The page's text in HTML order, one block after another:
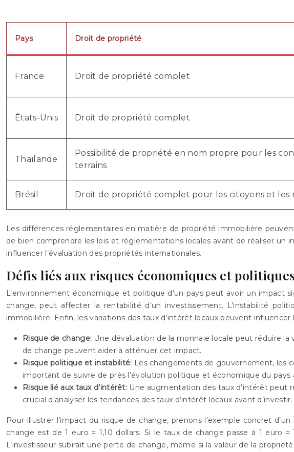
Pays Droit de propriété
France Droit de propriété complet
États-Unis Droit de propriété complet
Thaïlande
Possibilité de propriété en nom propre pour les
terrains
Brésil Droit de propriété complet pour les citoyens et les
Les différences réglementaires en matière de propriété immobilière
de bien comprendre les lois et réglementations locales avant de réaliser
influencer l’évaluation des propriétés internationales.
Défis liés aux risques économiques et
L’environnement économique et politique d’un pays peut avoir un impact
change, peut affecter la rentabilité d’un investissement. L’instabilité
immobilière. Enfin, les variations des taux d’intérêt locaux peuvent
Risque de change: Une dévaluation de la monnaie locale peut réduire
de change peuvent aider à atténuer cet impact.
Risque politique et instabilité: Les changements de gouvernement, les
important de suivre de près l’évolution politique et économique du pays
Risque lié aux taux d’intérêt: Une augmentation des taux d’intérêt peut
crucial d’analyser les tendances des taux d’intérêt locaux avant d’investir.
Pour illustrer l’impact du risque de change, prenons l’exemple concret
change est de 1 euro = 1,10 dollars. Si le taux de change passe à 1 euro
L’investisseur subirait une perte de change, même si la valeur de la